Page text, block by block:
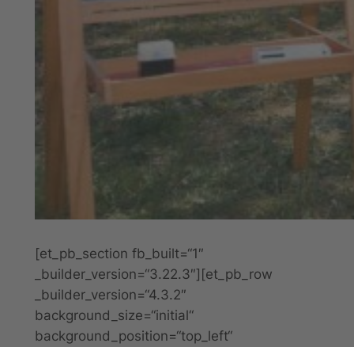
[et_pb_section fb_built=“1″
_builder_version=“3.22.3″][et_pb_row
_builder_version=“4.3.2″
background_size=“initial“
background_position=“top_left“